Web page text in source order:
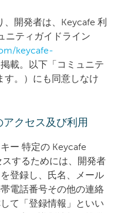
開発者は、Keycafe 利
ニティガイドライン
keycafe-
載。以下「コミュニテ
す。）にも同意しなけ
クセス及び利用
ー 特定の Keycafe
スするためには、開発者
登録し、氏名、メール
電話番号その他の連絡
て「登録情報」といい